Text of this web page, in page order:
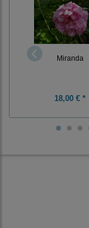
Miranda
18,00 € *